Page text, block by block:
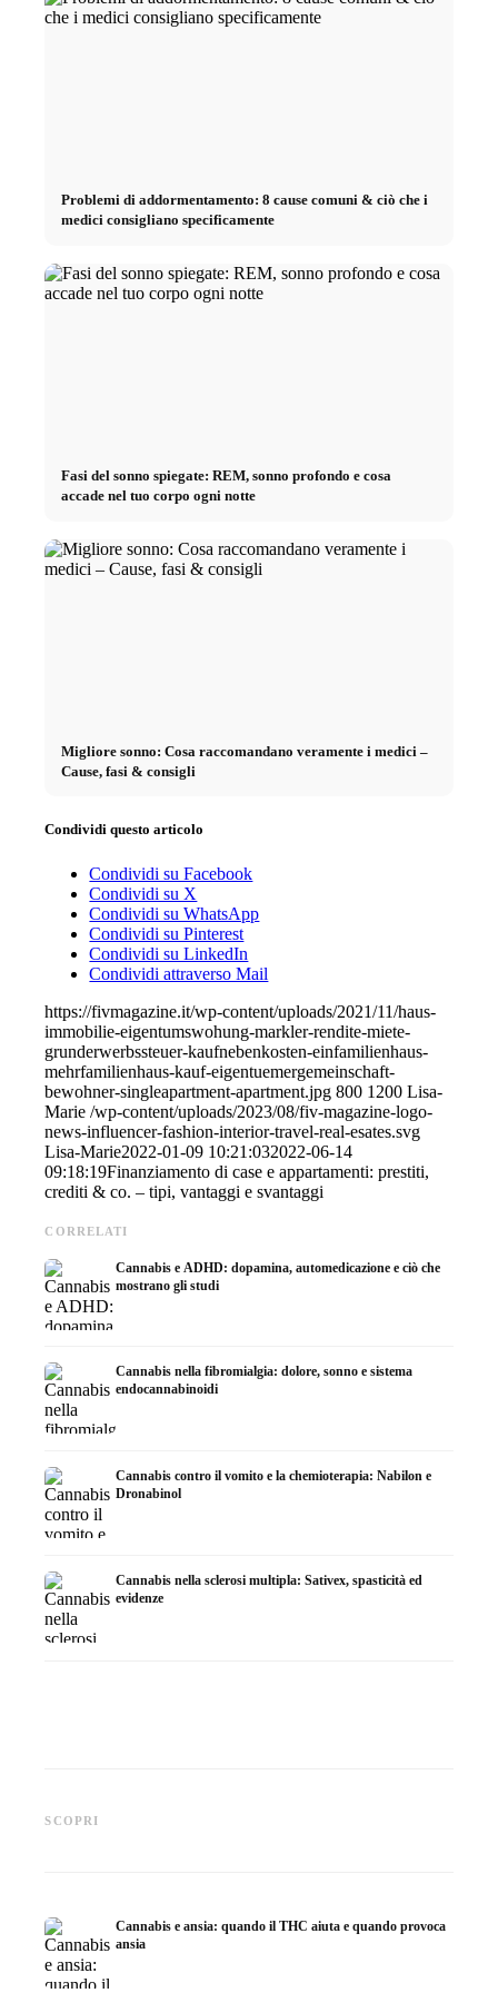
Problemi di addormentamento: 8 cause comuni & ciò che i
medici consigliano specificamente
Fasi del sonno spiegate: REM, sonno profondo e cosa
accade nel tuo corpo ogni notte
Migliore sonno: Cosa raccomandano veramente i medici –
Cause, fasi & consigli
Condividi questo articolo
Condividi su Facebook
Condividi su X
Condividi su WhatsApp
Condividi su Pinterest
Condividi su LinkedIn
Condividi attraverso Mail
https://fivmagazine.it/wp-content/uploads/2021/11/haus-
immobilie-eigentumswohung-markler-rendite-miete-
grunderwerbssteuer-kaufnebenkosten-einfamilienhaus-
mehrfamilienhaus-kauf-eigentuemergemeinschaft-
bewohner-singleapartment-apartment.jpg 800 1200 Lisa-
Marie /wp-content/uploads/2023/08/fiv-magazine-logo-
news-influencer-fashion-interior-travel-real-esates.svg
Lisa-Marie2022-01-09 10:21:032022-06-14
09:18:19Finanziamento di case e appartamenti: prestiti,
crediti & co. – tipi, vantaggi e svantaggi
CORRELATI
Cannabis e ADHD: dopamina, automedicazione e ciò che
mostrano gli studi
Cannabis nella fibromialgia: dolore, sonno e sistema
endocannabinoidi
Cannabis contro il vomito e la chemioterapia: Nabilon e
Dronabinol
Cannabis nella sclerosi multipla: Sativex, spasticità ed
evidenze
SCOPRI
ricerca
Cannabis e ansia: quando il THC aiuta e quando provoca
ansia